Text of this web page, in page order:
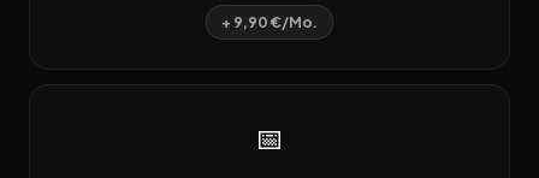
+ 9,90 €/Mo.
📅